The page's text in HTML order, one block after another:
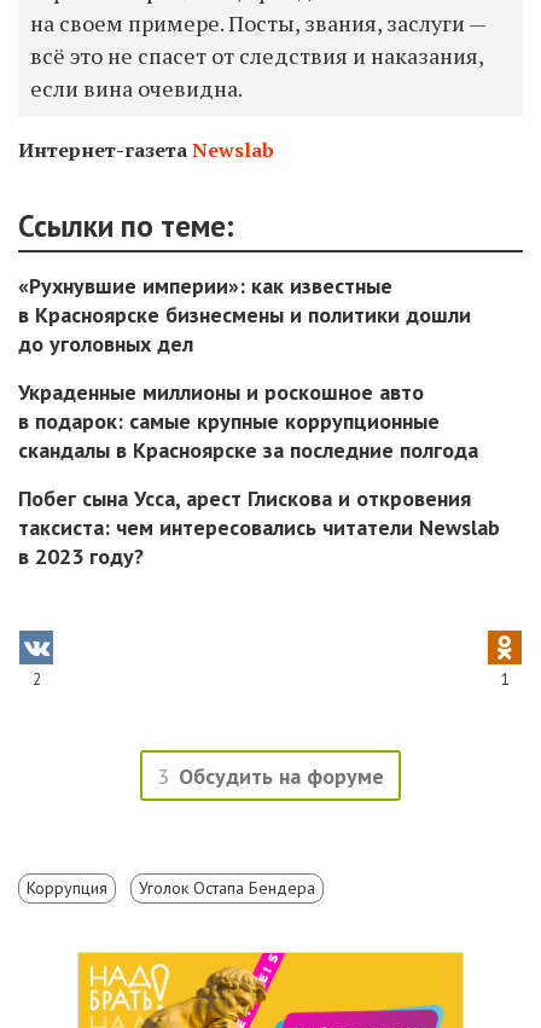
на своем примере. Посты, звания, заслуги —
всё это не спасет от следствия и наказания,
если вина очевидна.
Интернет-газетаNewslab
Ссылки по теме:
«Рухнувшие империи»: как известные
в Красноярске бизнесмены и политики дошли
до уголовных дел
Украденные миллионы и роскошное авто
в подарок: самые крупные коррупционные
скандалы в Красноярске за последние полгода
Побег сына Усса, арест Глискова и откровения
таксиста: чем интересовались читатели Newslab
в 2023 году?
2 1
3 Обсудить на форуме
Коррупция Уголок Остапа Бендера